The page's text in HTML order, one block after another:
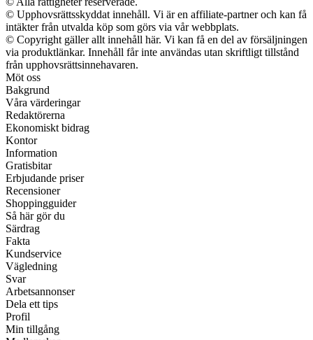
© Upphovsrättsskyddat innehåll. Vi är en affiliate-partner och kan få
intäkter från utvalda köp som görs via vår webbplats.
© Copyright gäller allt innehåll här. Vi kan få en del av försäljningen
via produktlänkar. Innehåll får inte användas utan skriftligt tillstånd
från upphovsrättsinnehavaren.
Möt oss
Bakgrund
Våra värderingar
Redaktörerna
Ekonomiskt bidrag
Kontor
Information
Gratisbitar
Erbjudande priser
Recensioner
Shoppingguider
Så här gör du
Särdrag
Fakta
Kundservice
Vägledning
Svar
Arbetsannonser
Dela ett tips
Profil
Min tillgång